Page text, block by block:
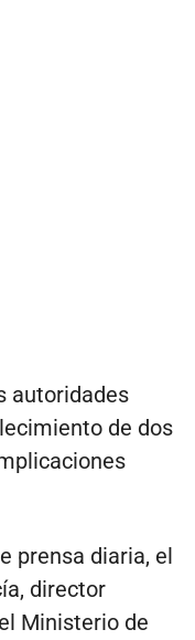
autoridades
de dos
prensa diaria, el
director
Ministerio de